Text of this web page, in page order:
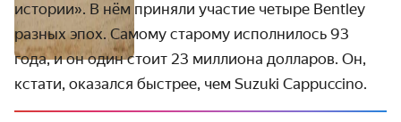
истории». В нём приняли участие четыре Bentley
разных эпох. Самому старому исполнилось 93
года, и он один стоит 23 миллиона долларов. Он,
кстати, оказался быстрее, чем Suzuki Cappuccino.